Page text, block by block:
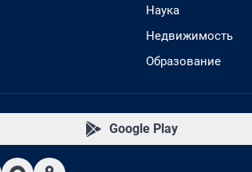
Наука
Недвижимость
Образование
Google Play